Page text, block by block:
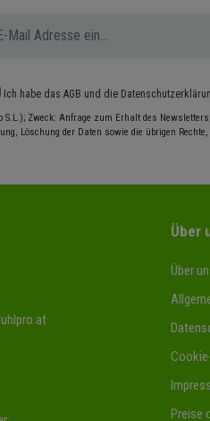
Ich habe das AGB und die
S.L.); Zweck: Anfrage zum Erhalt des
Löschung der Daten sowie die übrigen
Über
Über
Preise